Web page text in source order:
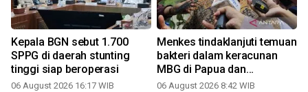
Kepala BGN sebut 1.700
SPPG di daerah stunting
tinggi siap beroperasi
06 August 2026 16:17 WIB
Menkes tindaklanjuti temuan
bakteri dalam keracunan
MBG di Papua dan
Semarang
06 August 2026 8:42 WIB